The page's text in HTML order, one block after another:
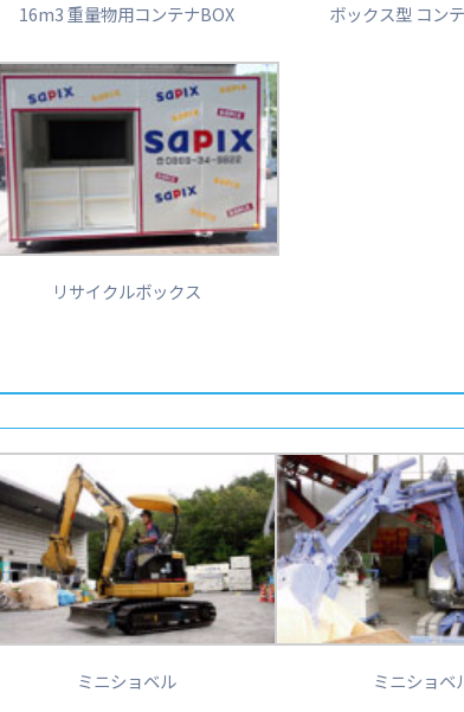
16m3 重量物用コンテナBOX ボックス型 コン
リサイクルボックス
ミニショベル ミニショベ